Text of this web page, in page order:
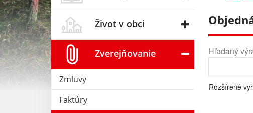
Život v obci
Zverejňovanie
Zmluvy
Faktúry
Hľadaný
Rozšírené